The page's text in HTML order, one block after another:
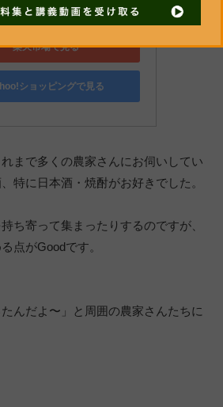
Amazonで見る
楽天市場で見る
ショッピングで見る
まで多くの農家さんにお伺いしてい
特に日本酒・焼酎がお好きでした。
ち寄って集まったりするのですが、
点がGoodです。
たんだよ〜」と周囲の農家さんたちに